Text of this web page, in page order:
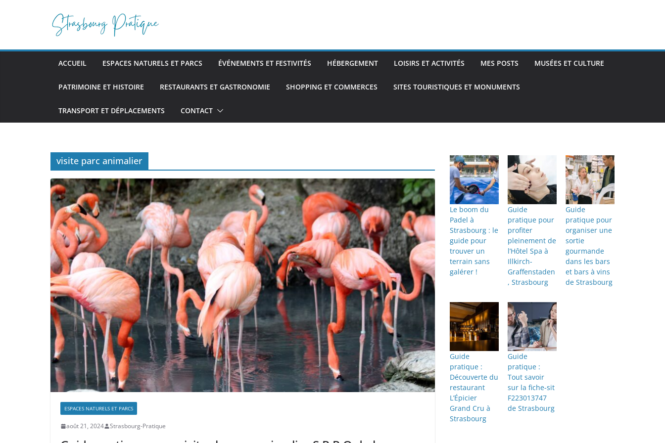
ACCUEIL ESPACES NATURELS ET PARCS ÉVÉNEMENTS ET FESTIVITÉS HÉBERGEMENT LOISIRS ET ACTIVITÉS MES POSTS MUSÉES ET CULTURE
PATRIMOINE ET HISTOIRE RESTAURANTS ET GASTRONOMIE SHOPPING ET COMMERCES SITES TOURISTIQUES ET MONUMENTS
TRANSPORT ET DÉPLACEMENTS CONTACT
visite parc animalier
ESPACES NATURELS ET PARCS
août 21, 2024 Strasbourg-Pratique
Le boom du
Padel à
Strasbourg : le
guide pour
trouver un
terrain sans
galérer !
Guide
pratique pour
profiter
pleinement de
l’Hôtel Spa à
Illkirch-
Graffenstaden
, Strasbourg
Guide
pratique pour
organiser une
sortie
gourmande
dans les bars
et bars à vins
de Strasbourg
Guide
pratique :
Découverte du
restaurant
L’Épicier
Grand Cru à
Strasbourg
Guide
pratique :
Tout savoir
sur la fiche-sit
F223013747
de Strasbourg